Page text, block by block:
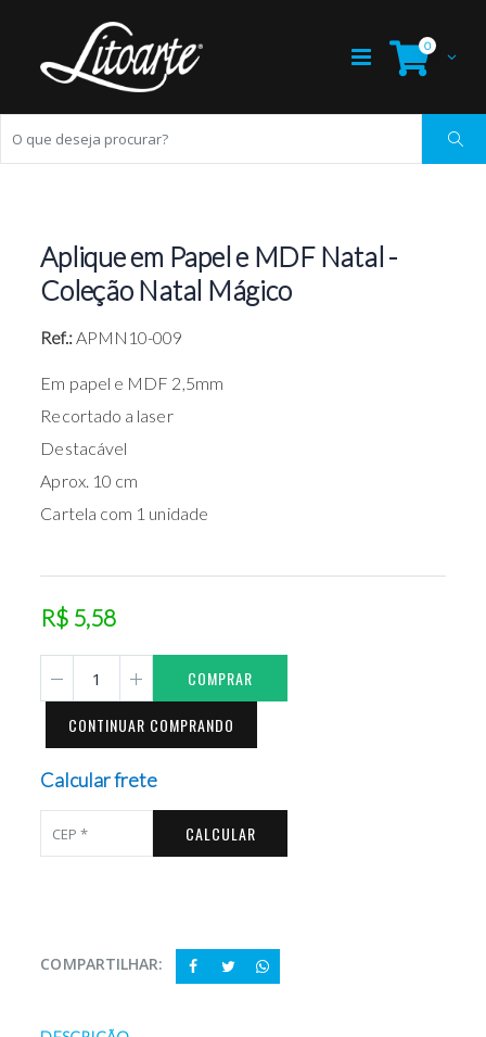
0
Aplique em Papel e MDF Natal -
Coleção Natal Mágico
Ref.:APMN10-009
Em papel e MDF 2,5mm
Recortado a laser
Destacável
Aprox. 10 cm
Cartela com 1 unidade
R$ 5,58
COMPRAR
CONTINUAR COMPRANDO
Calcular frete
CALCULAR
COMPARTILHAR: